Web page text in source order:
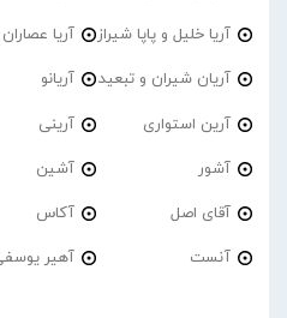
آریا خلیل و پاپا شیراز آریا عصاران
آریان شیران و تبعید آریانو
آرین استواری آرینی
آشور آشین
آقای اصل آکاس
آنست آهیر